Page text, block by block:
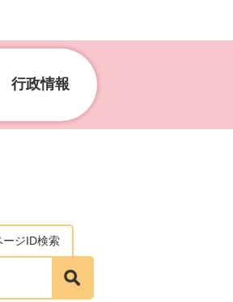
行政情報
ージID検索